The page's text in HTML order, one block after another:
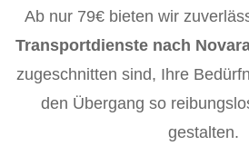
Ab nur 79€ bieten wir
Transportdienste nach
zugeschnitten sind, Ihre
den Übergang so
gestalten.